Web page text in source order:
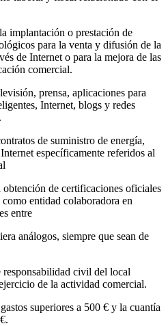
implantación o prestación de
para la venta y difusión de la
de Internet o para la mejora de las
comercial.
prensa, aplicaciones para
Internet, blogs y redes
de suministro de energía,
específicamente referidos al
de certificaciones oficiales
entidad colaboradora en
entre
análogos, siempre que sean de
responsabilidad civil del local
de la actividad comercial.
superiores a 500 € y la cuantía